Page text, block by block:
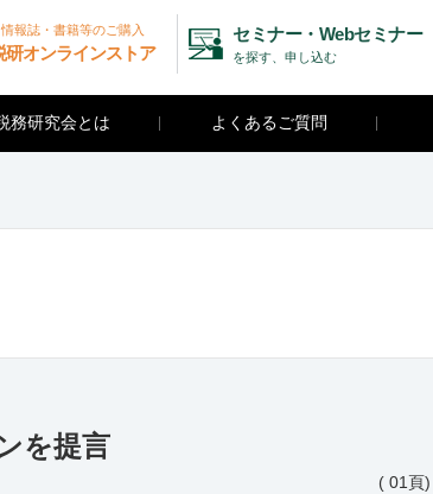
情報誌・書籍等のご購入
研オンラインストア
セミナー・Webセミナー
を探す、申し込む
務研究会とは よくあるご質問
を提言
( 01頁)